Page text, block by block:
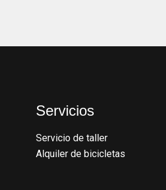
Servicios
Servicio de taller
Alquiler de bicicletas